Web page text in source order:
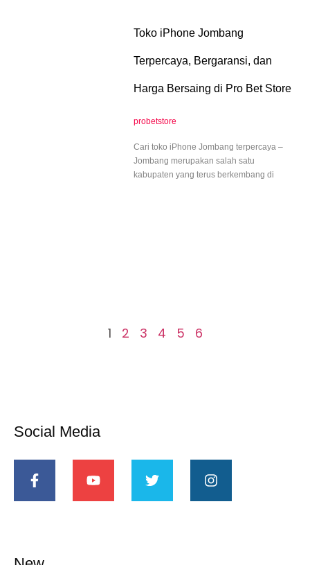
Toko iPhone Jombang
Terpercaya, Bergaransi, dan
Harga Bersaing di Pro Bet Store
probetstore
Cari toko iPhone Jombang terpercaya –
Jombang merupakan salah satu
kabupaten yang terus berkembang di
1 2 3 4 5 6
Social Media